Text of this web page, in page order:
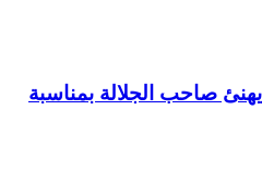
صاحب الجلالة بمناسبة